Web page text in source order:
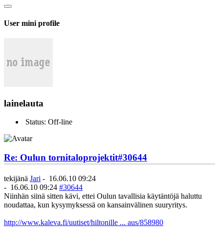
User mini profile
lainelauta
Status: Off-line
Re: Oulun tornitaloprojektit#30644
tekijänä Jari - 16.06.10 09:24
- 16.06.10 09:24 #30644
Niinhän siinä sitten kävi, ettei Oulun tavallisia käytäntöjä haluttu
noudattaa, kun kysymyksessä on kansainvälinen suuryritys.
http://www.kaleva.fi/uutiset/hiltonille ... aus/858980